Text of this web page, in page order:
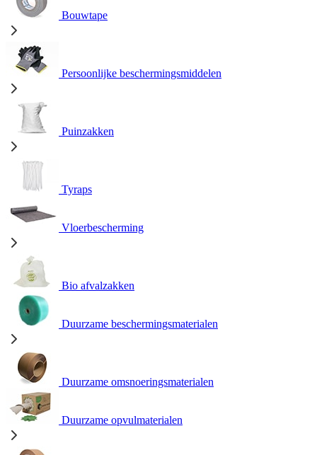
Bouwtape
Persoonlijke beschermingsmiddelen
Puinzakken
Tyraps
Vloerbescherming
Bio afvalzakken
Duurzame beschermingsmaterialen
Duurzame omsnoeringsmaterialen
Duurzame opvulmaterialen